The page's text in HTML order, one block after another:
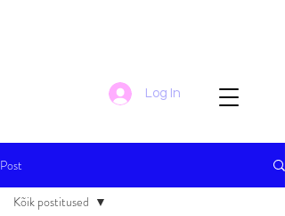
Log In
Post
Kõik postitused